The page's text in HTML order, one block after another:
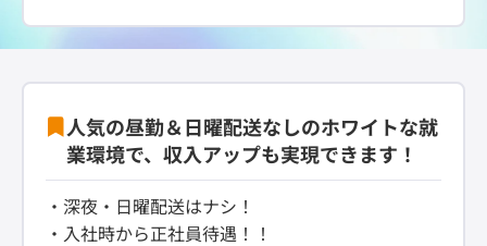
人気の昼勤＆日曜配送なしのホワイトな就
業環境で、収入アップも実現できます！
・深夜・日曜配送はナシ！
・入社時から正社員待遇！！